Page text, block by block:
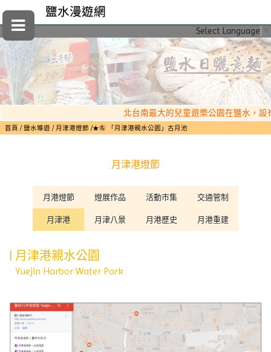
Select Language
鹽水漫遊網
北台南最大的兒童遊樂公園在鹽水，設
首頁 鹽水導遊 月津港燈節 ★㊔ 「月津港親水公園」古月池
月津港燈節
月港燈節 燈展作品 活動市集 交通管制
月津港 月津八景 月港歷史 月港重建
| 月津港親水公園
Yuejin Harbor Water Park